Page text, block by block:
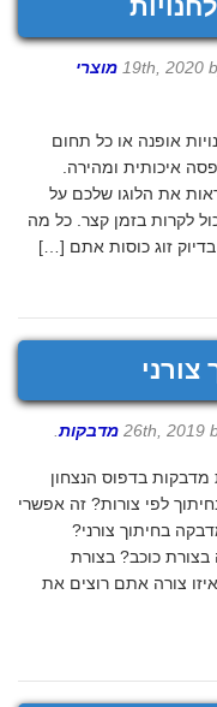
מוצרי
אופנה או כל תחום
איכותית ומהירה.
את הלוגו שלכם על
לקרות בזמן קצר. כל מה
זוג כוסות אתם […]
מדבקות
מדבקות בדפוס הנצחון
לפי צורות? זה אפשרי
בחיתוך צורני?
כוכב? בצורת
צורה אתם רוצים את